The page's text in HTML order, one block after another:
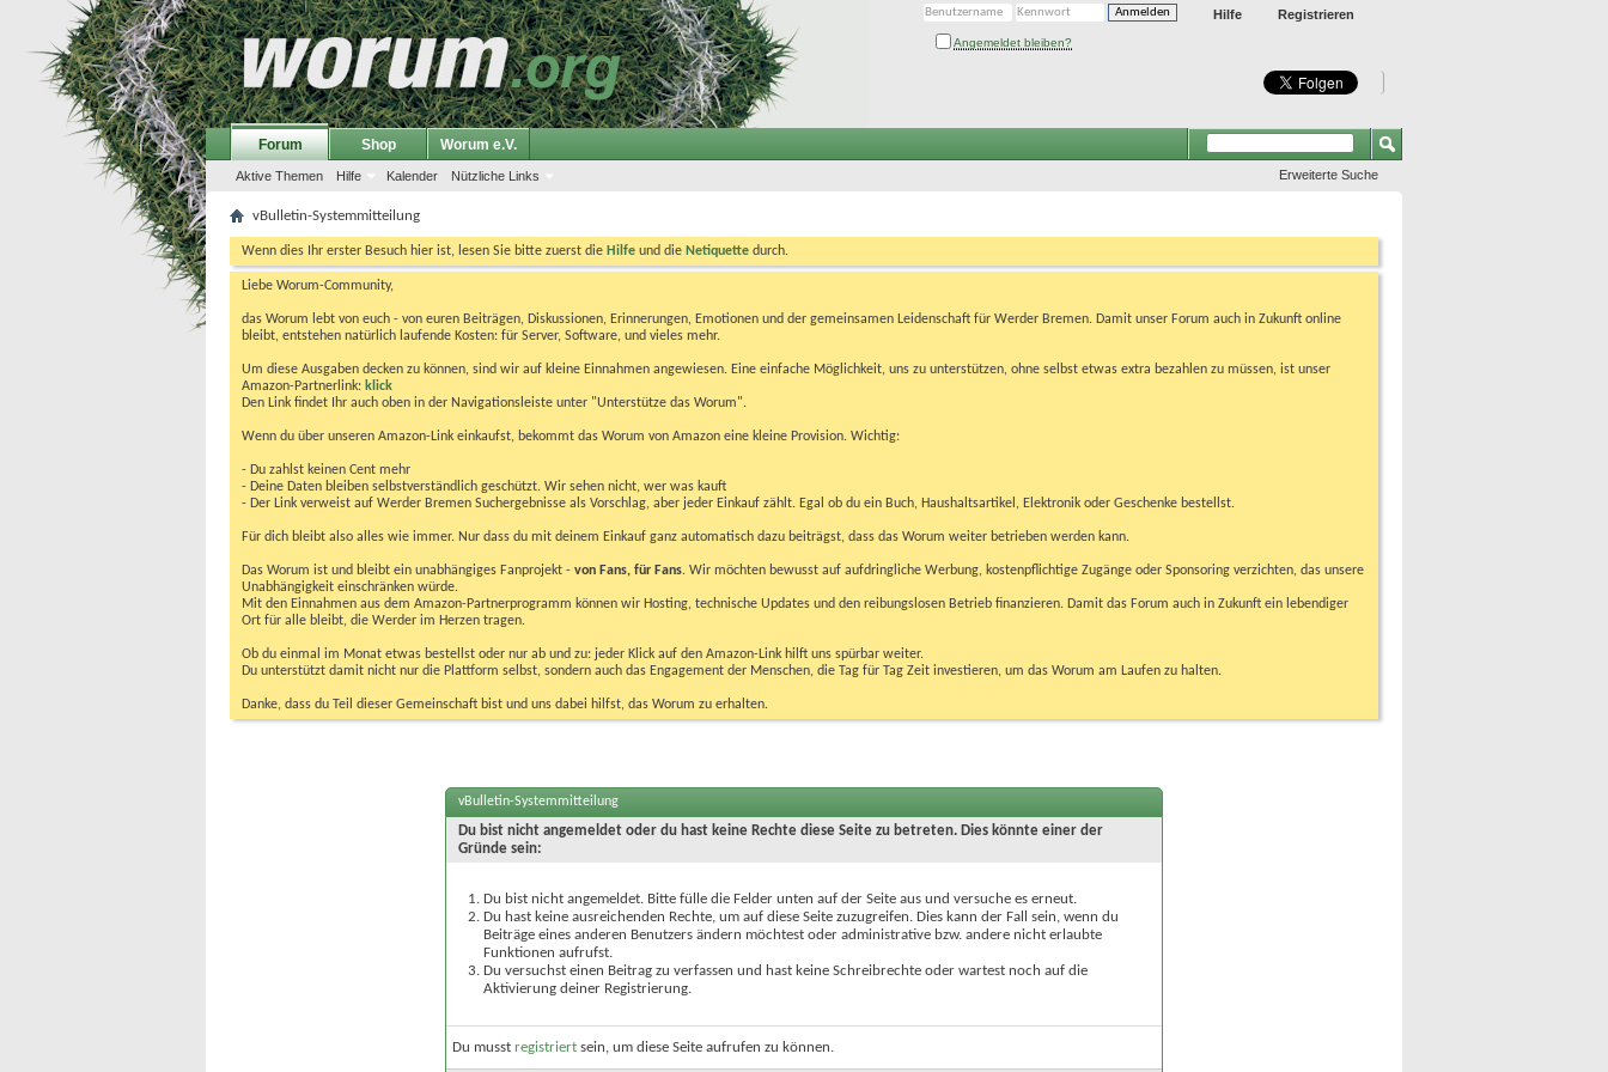
Registrieren
Hilfe
Angemeldet bleiben?
Forum
Aktive Themen Hilfe Kalender Nützliche Links
Shop Worum e.V.
Erweiterte Suche
vBulletin-Systemmitteilung
Wenn dies Ihr erster Besuch hier ist, lesen Sie bitte zuerst die Hilfe und die Netiquette durch.
Liebe Worum-Community,
das Worum lebt von euch - von euren Beiträgen, Diskussionen, Erinnerungen, Emotionen und der gemeinsamen Leidenschaft für Werder Bremen. Damit unser Forum auch in Zukunft online
bleibt, entstehen natürlich laufende Kosten: für Server, Software, und vieles mehr.
Um diese Ausgaben decken zu können, sind wir auf kleine Einnahmen angewiesen. Eine einfache Möglichkeit, uns zu unterstützen, ohne selbst etwas extra bezahlen zu müssen, ist unser
Amazon-Partnerlink: klick
Den Link findet Ihr auch oben in der Navigationsleiste unter "Unterstütze das Worum".
Wenn du über unseren Amazon-Link einkaufst, bekommt das Worum von Amazon eine kleine Provision. Wichtig:
- Du zahlst keinen Cent mehr
- Deine Daten bleiben selbstverständlich geschützt. Wir sehen nicht, wer was kauft
- Der Link verweist auf Werder Bremen Suchergebnisse als Vorschlag, aber jeder Einkauf zählt. Egal ob du ein Buch, Haushaltsartikel, Elektronik oder Geschenke bestellst.
Für dich bleibt also alles wie immer. Nur dass du mit deinem Einkauf ganz automatisch dazu beiträgst, dass das Worum weiter betrieben werden kann.
Das Worum ist und bleibt ein unabhängiges Fanprojekt - von Fans, für Fans. Wir möchten bewusst auf aufdringliche Werbung, kostenpflichtige Zugänge oder Sponsoring verzichten, das unsere
Unabhängigkeit einschränken würde.
Mit den Einnahmen aus dem Amazon-Partnerprogramm können wir Hosting, technische Updates und den reibungslosen Betrieb finanzieren. Damit das Forum auch in Zukunft ein lebendiger
Ort für alle bleibt, die Werder im Herzen tragen.
Ob du einmal im Monat etwas bestellst oder nur ab und zu: jeder Klick auf den Amazon-Link hilft uns spürbar weiter.
Du unterstützt damit nicht nur die Plattform selbst, sondern auch das Engagement der Menschen, die Tag für Tag Zeit investieren, um das Worum am Laufen zu halten.
Danke, dass du Teil dieser Gemeinschaft bist und uns dabei hilfst, das Worum zu erhalten.
vBulletin-Systemmitteilung
Du bist nicht angemeldet oder du hast keine Rechte diese Seite zu betreten. Dies könnte einer der
Gründe sein:
Du bist nicht angemeldet. Bitte fülle die Felder unten auf der Seite aus und versuche es erneut.
Du hast keine ausreichenden Rechte, um auf diese Seite zuzugreifen. Dies kann der Fall sein, wenn du
Beiträge eines anderen Benutzers ändern möchtest oder administrative bzw. andere nicht erlaubte
Funktionen aufrufst.
Du versuchst einen Beitrag zu verfassen und hast keine Schreibrechte oder wartest noch auf die
Aktivierung deiner Registrierung.
Du musst registriert sein, um diese Seite aufrufen zu können.